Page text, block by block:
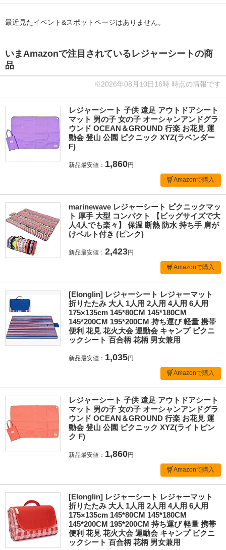
最近見たイベント&スポットページはありません。
いまAmazonで注目されているレジャーシートの商
品
※2026年08月10日16時 時点の情報です
レジャーシート 子供 遠足 アウトドアシート
マット 男の子 女の子 オーシャンアンドグラ
ウンド OCEAN＆GROUND 行楽 お花見 運
動会 登山 公園 ピクニック XYZ(ラベンダー
F)
新品最安値： 1,860円
Amazonで購入
marinewave レジャーシート ピクニックマッ
ト 厚手 大型 コンパクト 【ビッグサイズで大
人4人でも楽々】 保温 断熱 防水 持ち手 肩が
けベルト付き (ピンク)
新品最安値： 2,423円
Amazonで購入
[Elonglin] レジャーシート レジャーマット
折りたたみ 大人 1人用 2人用 4人用 6人用
175×135cm 145*80CM 145*180CM
145*200CM 195*200CM 持ち運び 軽量 携帯
便利 花見 花火大会 運動会 キャンプ ピクニ
ックシート 百合柄 花柄 男女兼用
新品最安値： 1,035円
Amazonで購入
レジャーシート 子供 遠足 アウトドアシート
マット 男の子 女の子 オーシャンアンドグラ
ウンド OCEAN＆GROUND 行楽 お花見 運
動会 登山 公園 ピクニック XYZ(ライトピン
ク F)
新品最安値： 1,860円
Amazonで購入
[Elonglin] レジャーシート レジャーマット
折りたたみ 大人 1人用 2人用 4人用 6人用
175×135cm 145*80CM 145*180CM
145*200CM 195*200CM 持ち運び 軽量 携帯
便利 花見 花火大会 運動会 キャンプ ピクニ
ックシート 百合柄 花柄 男女兼用